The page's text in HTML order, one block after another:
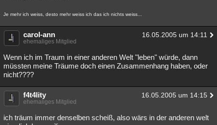
Je mehr ich weiss, desto mehr weiss ich das ich nichts weiss...
carol-ann 16.05.2005 um 14:11
ehemaliges Mitglied
Wenn ich im Traum in einer anderen Welt "leben" würde, dann
müssten meine Träume doch einen Zusammenhang haben, oder
nicht????
f4t4lity 16.05.2005 um 14:15
ehemaliges Mitglied
ich träum immer denselben scheiß, also wärs in der anderen welt